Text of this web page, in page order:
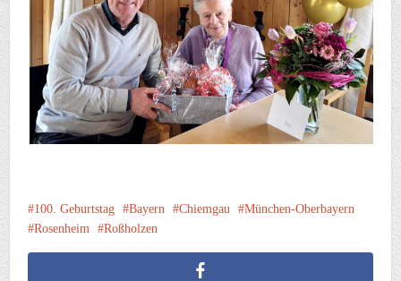
100. Geburtstag Bayern Chiemgau
München-Oberbayern
Rosenheim
Roßholzen